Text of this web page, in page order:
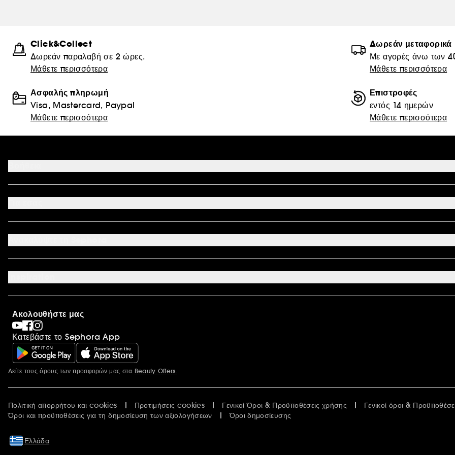
Click&Collect
Δωρεάν παραλαβή σε 2 ώρες.
Μάθετε περισσότερα
Δωρεάν μεταφορικά
Με αγορές άνω των
Μάθετε περισσότερα
Ασφαλής πληρωμή
Visa, Mastercard, Paypal
Μάθετε περισσότερα
Επιστροφές
εντός 14 ημερών
Μάθετε περισσότερα
Επικοινωνήστε μαζί μας
Αποδεκτοί τρόποι πληρωμής
Καταστήματα
Όροι επιστροφής προϊόντων
Σχετικά με τη Sephora
Οικονομικά στοιχεία
Sephora Prize
Clean at Sephora
Συσκευασία Παραγγελιών
Sephora Stands
Ακολουθήστε μας
Κατεβάστε το Sephora App
Περισσότερες πληροφορίες
Δείτε τους όρους των προσφορών μας στα Beauty Offers.
Πολιτική απορρήτου και cookies Προτιμήσεις cookies Γενικοί Όροι & Προϋποθέσεις χρήσης
Γενικοί όροι &
Όροι και προϋποθέσεις για τη δημοσίευση των αξιολογήσεων
Όροι δημοσίευσης
Ελλάδα